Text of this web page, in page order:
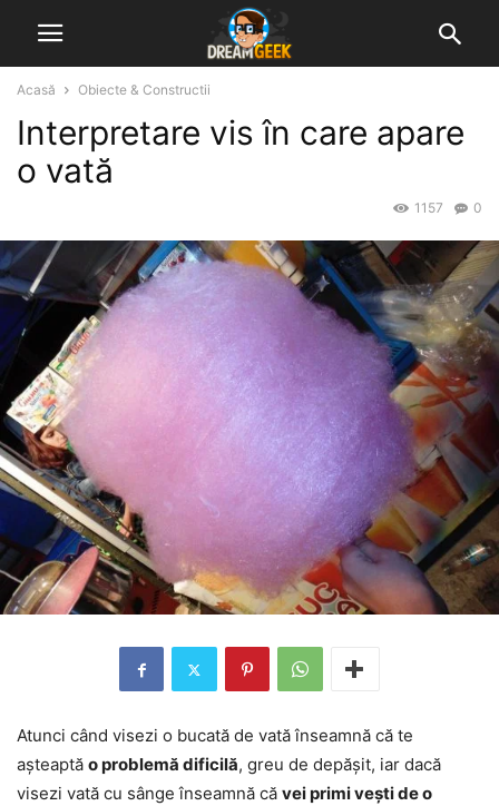
Acasă Obiecte & Constructii
Interpretare vis în care apare
o vată
0
1157
Atunci când visezi o bucată de vată înseamnă că te
așteaptă o problemă dificilă, greu de depășit, iar dacă
visezi vată cu sânge înseamnă că vei primi vești de o